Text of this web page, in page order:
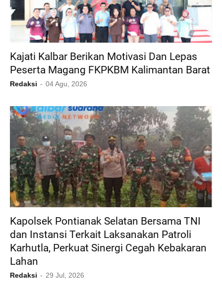
Kajati Kalbar Berikan Motivasi Dan Lepas
Peserta Magang FKPKBM Kalimantan Barat
Redaksi 04 Agu, 2026
Kapolsek Pontianak Selatan Bersama TNI
dan Instansi Terkait Laksanakan Patroli
Karhutla, Perkuat Sinergi Cegah Kebakaran
Lahan
Redaksi 29 Jul, 2026